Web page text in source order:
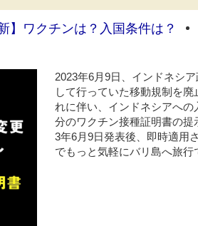
】ワクチンは？入国条件は？
2023年6月9日、インドネシ
して行っていた移動規制を
れに伴い、インドネシアへの
分のワクチン接種証明書の
3年6月9日発表後、即時適用
でもっと気軽にバリ島へ旅行